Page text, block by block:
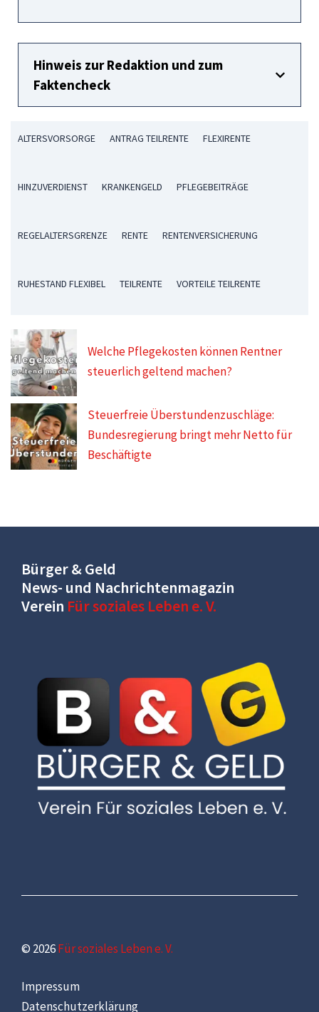
Hinweis zur Redaktion und zum
Faktencheck
ALTERSVORSORGE ANTRAG TEILRENTE FLEXIRENTE
HINZUVERDIENST KRANKENGELD PFLEGEBEITRÄGE
REGELALTERSGRENZE RENTE RENTENVERSICHERUNG
RUHESTAND FLEXIBEL TEILRENTE VORTEILE TEILRENTE
Welche Pflegekosten können Rentner
steuerlich geltend machen?
Steuerfreie Überstundenzuschläge:
Bundesregierung bringt mehr Netto für
Beschäftigte
Bürger & Geld
News- und Nachrichtenmagazin
Verein Für soziales Leben e. V.
© 2026Für soziales Leben e. V.
Impressum
Datenschutzerklärung